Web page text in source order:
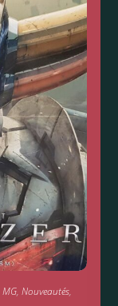
MG, Nouveautés,